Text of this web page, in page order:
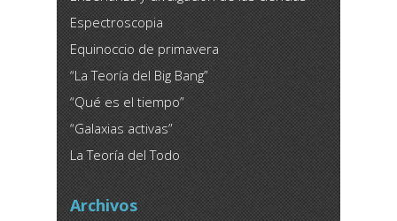
Espectroscopia
Equinoccio de primavera
“La Teoría del Big Bang”
“Qué es el tiempo”
“Galaxias activas”
La Teoría del Todo
Archivos